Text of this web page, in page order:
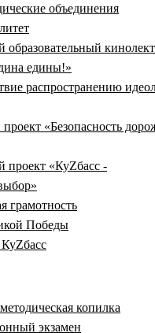
объединения
образовательный
едины!»
распространению
«Безопасность
проект «КуZбасс -
грамотность
Победы
копилка
экзамен